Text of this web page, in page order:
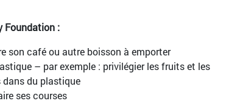
Foundation :
son café ou autre boisson à emporter
– par exemple : privilégier les fruits et les
dans du plastique
ses courses